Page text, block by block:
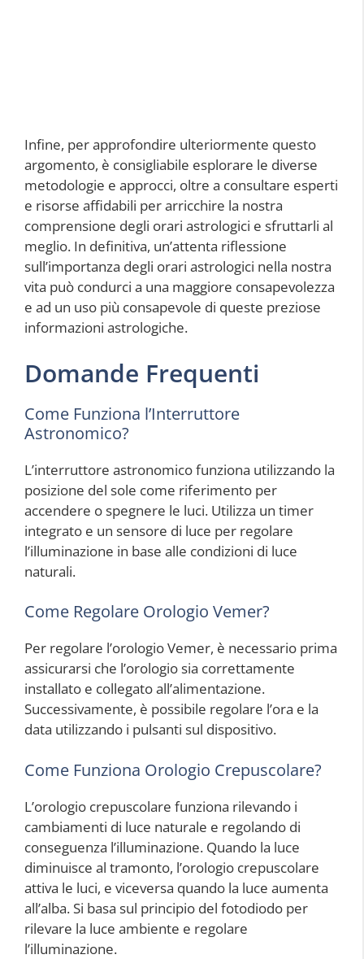
Infine, per approfondire ulteriormente questo
argomento, è consigliabile esplorare le diverse
metodologie e approcci, oltre a consultare esperti
e risorse affidabili per arricchire la nostra
comprensione degli orari astrologici e sfruttarli al
meglio. In definitiva, un’attenta riflessione
sull’importanza degli orari astrologici nella nostra
vita può condurci a una maggiore consapevolezza
e ad un uso più consapevole di queste preziose
informazioni astrologiche.
Domande Frequenti
Come Funziona l’Interruttore
Astronomico?
L’interruttore astronomico funziona utilizzando la
posizione del sole come riferimento per
accendere o spegnere le luci. Utilizza un timer
integrato e un sensore di luce per regolare
l’illuminazione in base alle condizioni di luce
naturali.
Come Regolare Orologio Vemer?
Per regolare l’orologio Vemer, è necessario prima
assicurarsi che l’orologio sia correttamente
installato e collegato all’alimentazione.
Successivamente, è possibile regolare l’ora e la
data utilizzando i pulsanti sul dispositivo.
Come Funziona Orologio Crepuscolare?
L’orologio crepuscolare funziona rilevando i
cambiamenti di luce naturale e regolando di
conseguenza l’illuminazione. Quando la luce
diminuisce al tramonto, l’orologio crepuscolare
attiva le luci, e viceversa quando la luce aumenta
all’alba. Si basa sul principio del fotodiodo per
rilevare la luce ambiente e regolare
l’illuminazione.